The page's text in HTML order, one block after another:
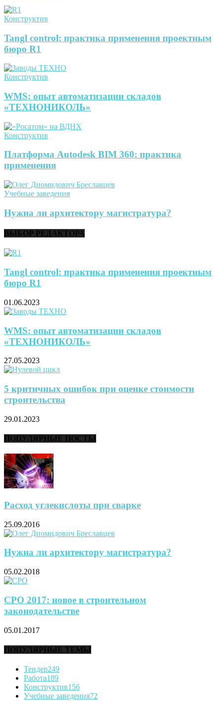
Конструктив
Tangl control: практика применения проектным
бюро R1
Конструктив
WMS: опыт автоматизации складов
«ТЕХНОНИКОЛЬ»
Конструктив
Платформа Autodesk BIM 360: практика
применения
Учебные заведения
Нужна ли архитектору магистратура?
ВЫБОР РЕДАКТОРА
Tangl control: практика применения проектным
бюро R1
01.06.2023
WMS: опыт автоматизации складов
«ТЕХНОНИКОЛЬ»
27.05.2023
5 критичных ошибок при оценке стоимости
строительства
29.01.2023
ПОПУЛЯРНЫЕ ПОСТЫ
Расход углекислоты при сварке
25.09.2016
Нужна ли архитектору магистратура?
05.02.2018
СРО 2017: новое в строительном
законодательстве
05.01.2017
ПОПУЛЯРНЫЕ ТЕМЫ
Тендер249
Работа189
Конструктив156
Учебные заведения72